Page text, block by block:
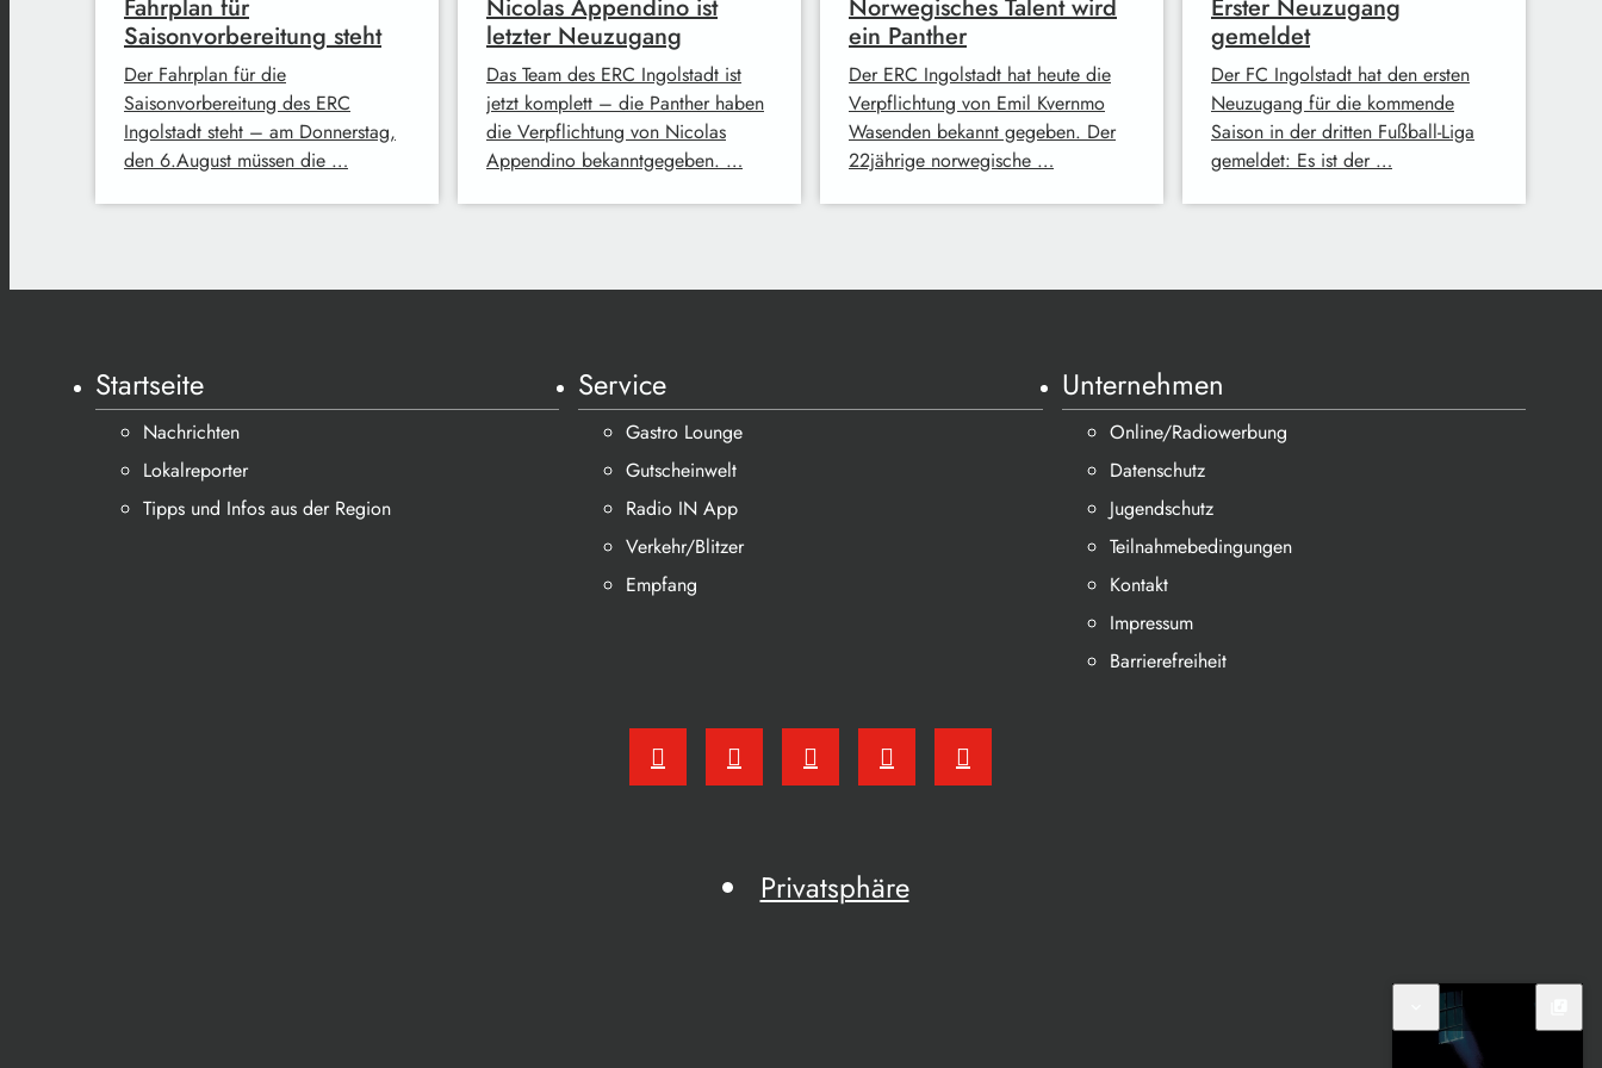
Fahrplan für
Saisonvorbereitung steht
Der Fahrplan für die
Saisonvorbereitung des ERC
Ingolstadt steht – am Donnerstag,
den 6.August müssen die …
Nicolas Appendino ist
letzter Neuzugang
Das Team des ERC Ingolstadt ist
jetzt komplett – die Panther haben
die Verpflichtung von Nicolas
Appendino bekanntgegeben. …
Norwegisches Talent wird
ein Panther
Der ERC Ingolstadt hat heute die
Verpflichtung von Emil Kvernmo
Wasenden bekannt gegeben. Der
22jährige norwegische …
Erster Neuzugang
gemeldet
Der FC Ingolstadt hat den ersten
Neuzugang für die kommende
Saison in der dritten Fußball-Liga
gemeldet: Es ist der …
Startseite
Nachrichten
Lokalreporter
Tipps und Infos aus der Region
Service
Gastro Lounge
Gutscheinwelt
Radio IN App
Verkehr/Blitzer
Empfang
Unternehmen
Online/Radiowerbung
Datenschutz
Jugendschutz
Teilnahmebedingungen
Kontakt
Impressum
Barrierefreiheit
Privatsphäre